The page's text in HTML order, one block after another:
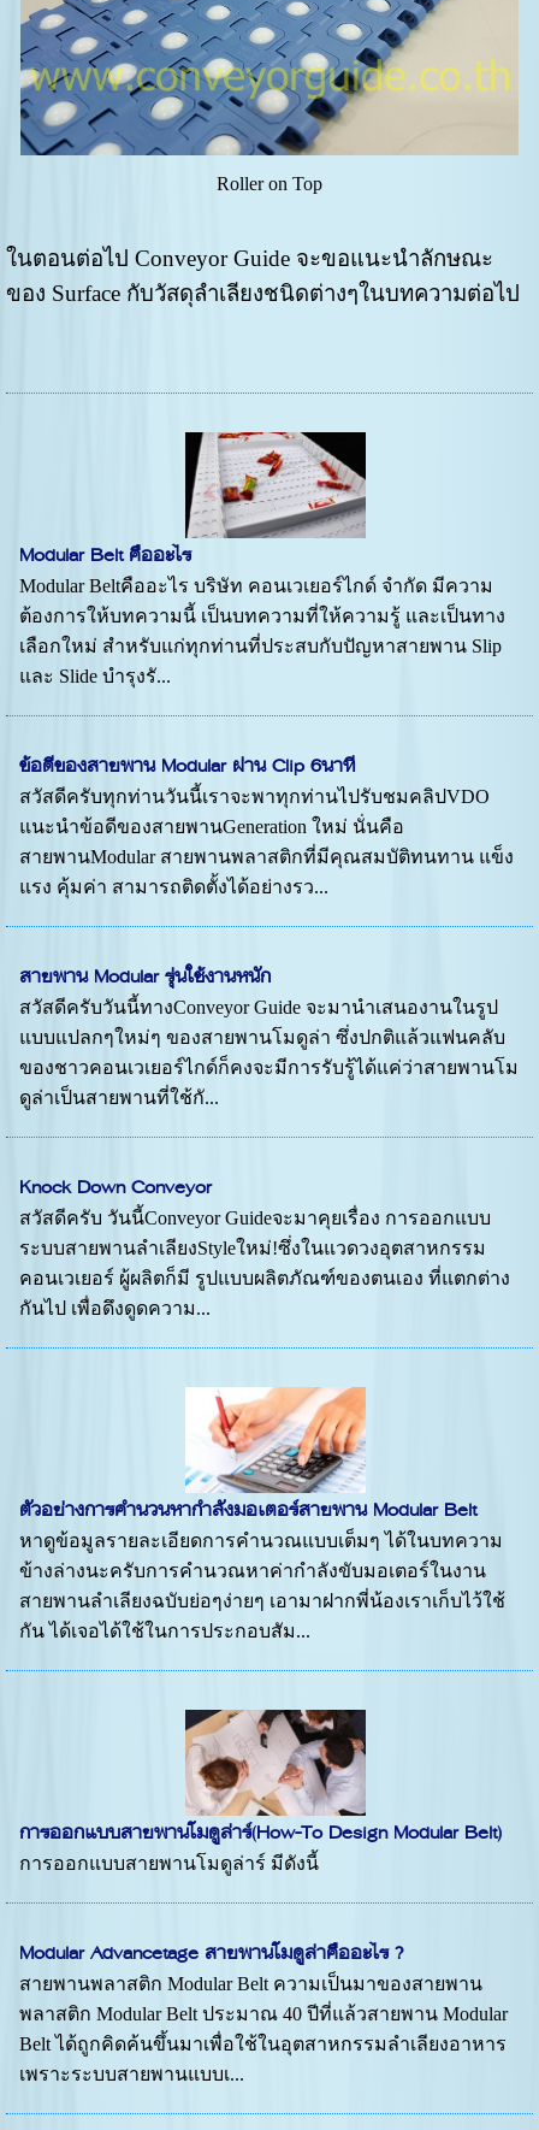
Roller on Top
ในตอนต่อไป Conveyor Guide จะขอแนะนำลักษณะ
ของ Surface กับวัสดุลำเลียงชนิดต่างๆในบทความต่อไป
Modular Belt คืออะไร
Modular Beltคืออะไร บริษัท คอนเวเยอร์ไกด์ จำกัด มีความ
ต้องการให้บทความนี้ เป็นบทความที่ให้ความรู้ และเป็นทาง
เลือกใหม่ สำหรับแก่ทุกท่านที่ประสบกับปัญหาสายพาน Slip
และ Slide บำรุงรั...
ข้อดีของสายพาน Modular ผ่าน Clip 6นาที
สวัสดีครับทุกท่านวันนี้เราจะพาทุกท่านไปรับชมคลิปVDO
แนะนำข้อดีของสายพานGeneration ใหม่ นั่นคือ
สายพานModular สายพานพลาสติกที่มีคุณสมบัติทนทาน แข็ง
แรง คุ้มค่า สามารถติดตั้งได้อย่างรว...
สายพาน Modular รุ่นใช้งานหนัก
สวัสดีครับวันนี้ทางConveyor Guide จะมานำเสนองานในรูป
แบบแปลกๆใหม่ๆ ของสายพานโมดูล่า ซึ่งปกติแล้วแฟนคลับ
ของชาวคอนเวเยอร์ไกด์ก็คงจะมีการรับรู้ได้แค่ว่าสายพานโม
ดูล่าเป็นสายพานที่ใช้กั...
Knock Down Conveyor
สวัสดีครับ วันนี้Conveyor Guideจะมาคุยเรื่อง การออกแบบ
ระบบสายพานลำเลียงStyleใหม่!ซึ่งในแวดวงอุตสาหกรรม
คอนเวเยอร์ ผู้ผลิตก็มี รูปแบบผลิตภัณฑ์ของตนเอง ที่แตกต่าง
กันไป เพื่อดึงดูดความ...
ตัวอย่างการคำนวนหากำลังมอเตอร์สายพาน Modular Belt
หาดูข้อมูลรายละเอียดการคำนวณแบบเต็มๆ ได้ในบทความ
ข้างล่างนะครับการคำนวณหาค่ากำลังขับมอเตอร์ในงาน
สายพานลำเลียงฉบับย่อๆง่ายๆ เอามาฝากพี่น้องเราเก็บไว้ใช้
กัน ได้เจอได้ใช้ในการประกอบสัม...
การออกแบบสายพานโมดูล่าร์(How-To Design Modular Belt)
การออกแบบสายพานโมดูล่าร์ มีดังนี้
Modular Advancetage สายพานโมดูล่าคืออะไร ?
สายพานพลาสติก Modular Belt ความเป็นมาของสายพาน
พลาสติก Modular Belt ประมาณ 40 ปีที่แล้วสายพาน Modular
Belt ได้ถูกคิดค้นขึ้นมาเพื่อใช้ในอุตสาหกรรมลำเลียงอาหาร
เพราะระบบสายพานแบบเ...